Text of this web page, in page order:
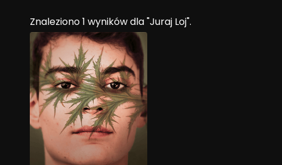
Znaleziono 1 wyników dla "Juraj Loj".